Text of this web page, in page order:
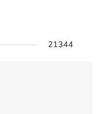
21344